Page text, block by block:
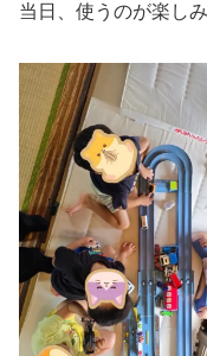
当日、使うのが楽し